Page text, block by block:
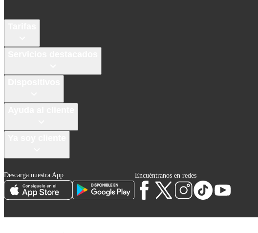
Descarga nuestra App Encuéntranos en redes